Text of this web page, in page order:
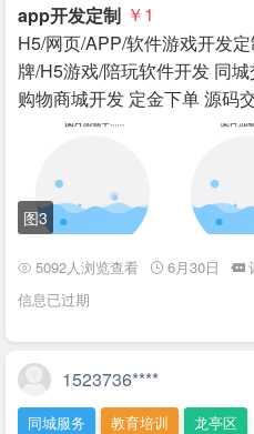
app开发定制 ￥1
H5/网页/APP/软件游戏开发
牌/H5游戏/陪玩软件开发 同
购物商城开发 定金下单 源码
图3
5092人浏览查看 6月30日
信息已过期
1523736****
同城服务 教育培训 龙亭区